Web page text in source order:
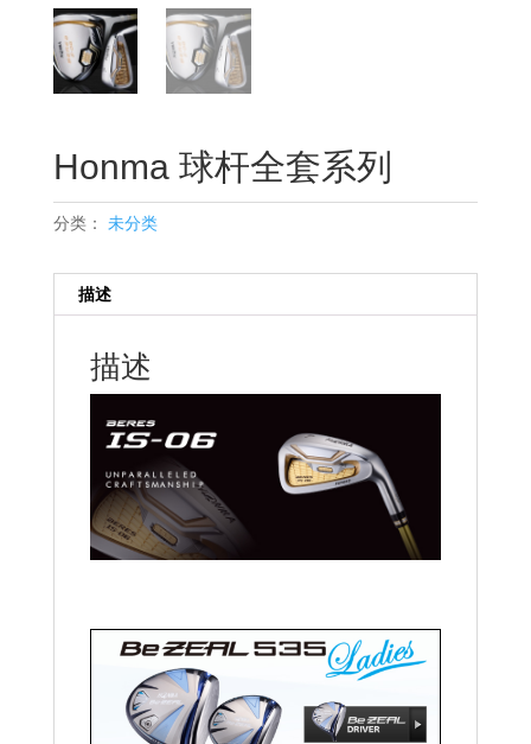
Honma 球杆全套系列
分类： 未分类
描述
描述